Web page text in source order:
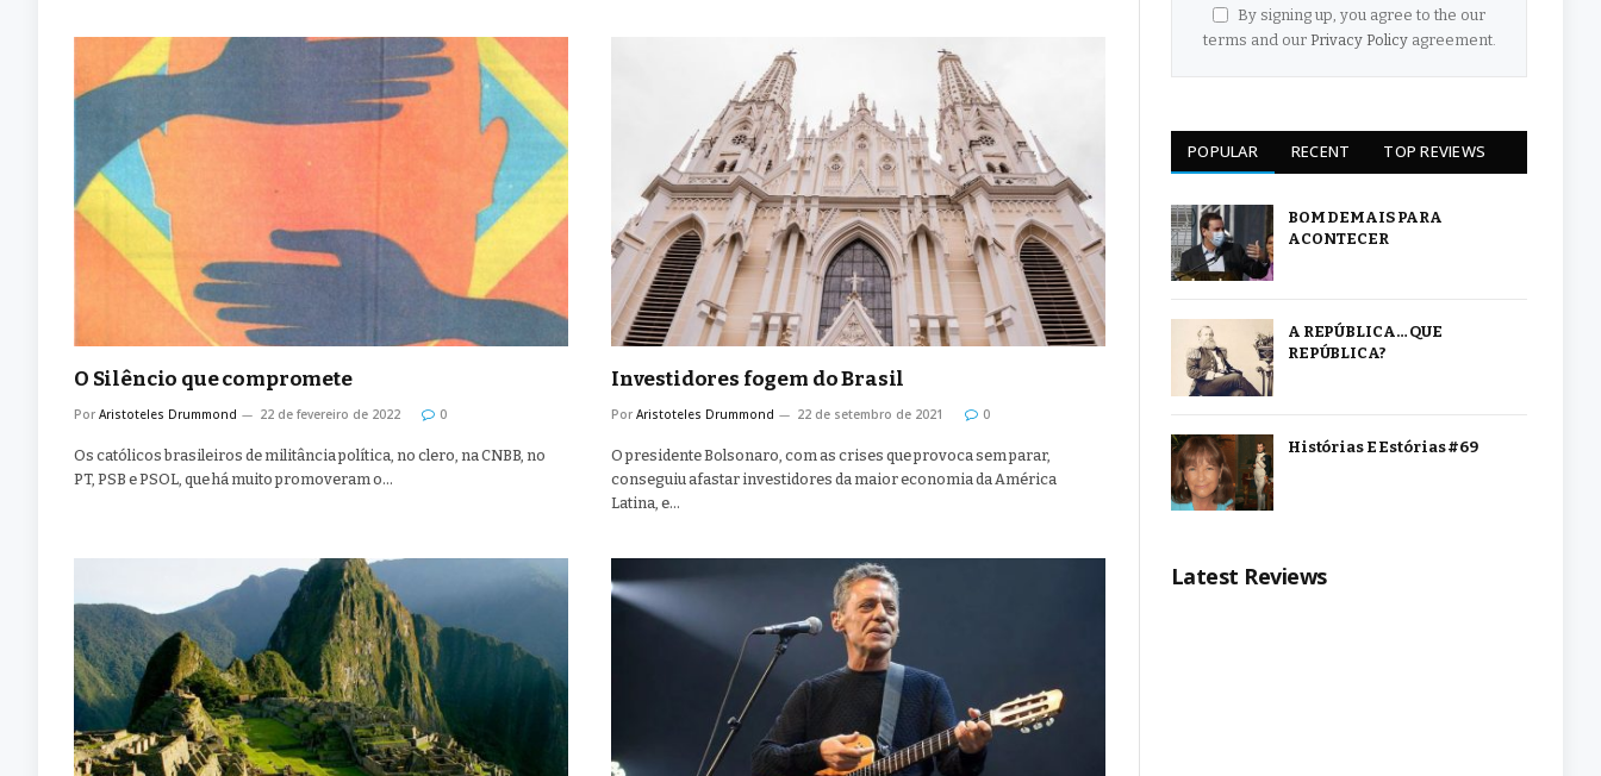
O Silêncio que compromete
Por Aristoteles Drummond 22 de fevereiro de 2022 0
Os católicos brasileiros de militância política, no clero, na CNBB, no
PT, PSB e PSOL, que há muito promoveram o…
Investidores fogem do Brasil
Por Aristoteles Drummond 22 de setembro de 2021 0
O presidente Bolsonaro, com as crises que provoca sem parar,
conseguiu afastar investidores da maior economia da América
Latina, e…
By signing up, you agree to the our
terms and our Privacy Policyagreement.
POPULAR RECENT TOP REVIEWS
BOM DEMAIS PARA
ACONTECER
A REPÚBLICA… QUE
REPÚBLICA?
Histórias E Estórias #69
Latest Reviews